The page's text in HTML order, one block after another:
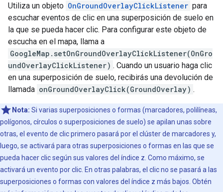
Utiliza un objeto OnGroundOverlayClickListener para
escuchar eventos de clic en una superposición de suelo en
la que se pueda hacer clic. Para configurar este objeto de
escucha en el mapa, llama a
GoogleMap.setOnGroundOverlayClickListener(OnGro
undOverlayClickListener) . Cuando un usuario haga clic
en una superposición de suelo, recibirás una devolución de
llamada onGroundOverlayClick(GroundOverlay) .
Nota: Si varias superposiciones o formas (marcadores, polilíneas,
polígonos, círculos o superposiciones de suelo) se apilan unas sobre
otras, el evento de clic primero pasará por el clúster de marcadores y,
luego, se activará para otras superposiciones o formas en las que se
pueda hacer clic según sus valores del índice z. Como máximo, se
activará un evento por clic. En otras palabras, el clic no se pasará a las
superposiciones o formas con valores del índice z más bajos. Obtén